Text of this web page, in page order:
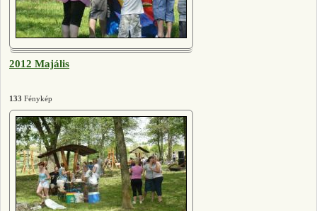
2012 Majális
133 Fénykép